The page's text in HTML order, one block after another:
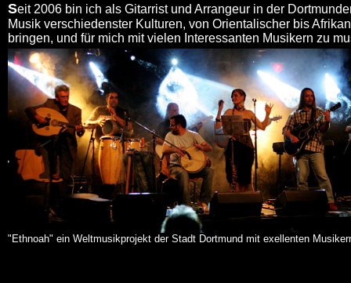
Seit 2006 bin ich als Gitarrist und Arrangeur in der
Musik verschiedenster Kulturen, von Orientalischer bis
bringen, und für mich mit vielen Interessanten Musikern zu
"Ethnoah" ein Weltmusikprojekt der Stadt Dortmund mit exellenten